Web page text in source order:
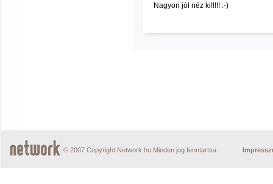
Nagyon jól néz ki!!!!! :-)
© 2007 Copyright Network.hu Minden jog fenntartva.